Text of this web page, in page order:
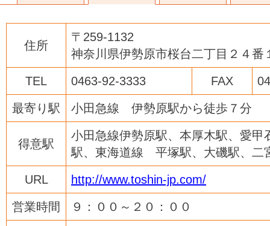
住所
〒259-1132
神奈川県伊勢原市桜台二丁目２４番
TEL 0463-92-3333 FAX
最寄り駅 小田急線 伊勢原駅から徒歩７分
得意駅
小田急線伊勢原駅、本厚木駅、愛甲
駅、東海道線 平塚駅、大磯駅、二
URL http://www.toshin-jp.com/
営業時間 ９：００～２０：００